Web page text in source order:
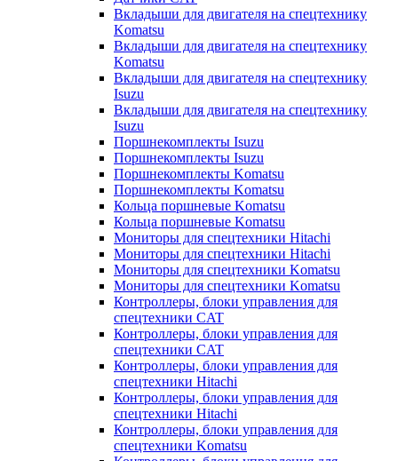
Вкладыши для двигателя на спецтехнику
Komatsu
Вкладыши для двигателя на спецтехнику
Komatsu
Вкладыши для двигателя на спецтехнику
Isuzu
Вкладыши для двигателя на спецтехнику
Isuzu
Поршнекомплекты Isuzu
Поршнекомплекты Isuzu
Поршнекомплекты Komatsu
Поршнекомплекты Komatsu
Кольца поршневые Komatsu
Кольца поршневые Komatsu
Мониторы для спецтехники Hitachi
Мониторы для спецтехники Hitachi
Мониторы для спецтехники Komatsu
Мониторы для спецтехники Komatsu
Контроллеры, блоки управления для
спецтехники CAT
Контроллеры, блоки управления для
спецтехники CAT
Контроллеры, блоки управления для
спецтехники Hitachi
Контроллеры, блоки управления для
спецтехники Hitachi
Контроллеры, блоки управления для
спецтехники Komatsu